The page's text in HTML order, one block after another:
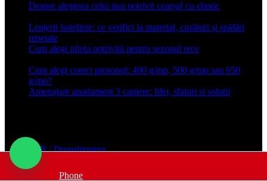
Despre alegerea celui mai potrivit cearșaf cu elastic
Lenjerii hoteliere: ce verifici la material, cusături și spălări
repetate
Cum alegi pilota potrivită pentru sezonul rece
Cum alegi corect prosopul: 400 g/mp, 500 g/mp sau 650
g/mp?
Amenajare apartament 3 camere: Idei, sfaturi si solutii
B2B / Dropshipping
Acasa
Blog
Phone